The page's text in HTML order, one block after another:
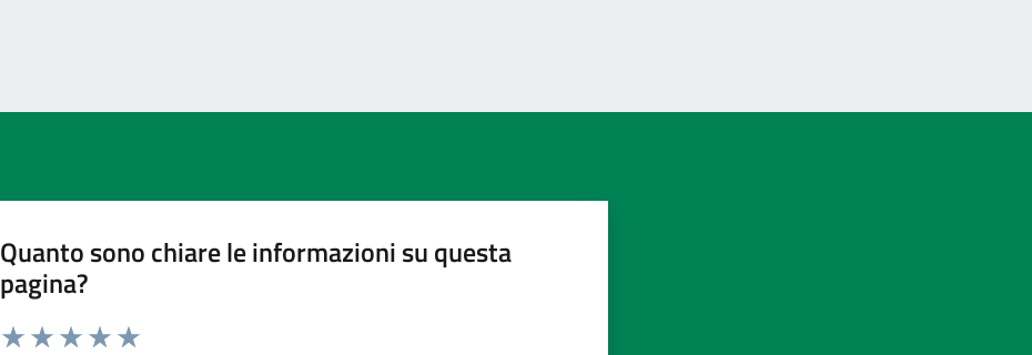
Quanto sono chiare le informazioni su questa
pagina?